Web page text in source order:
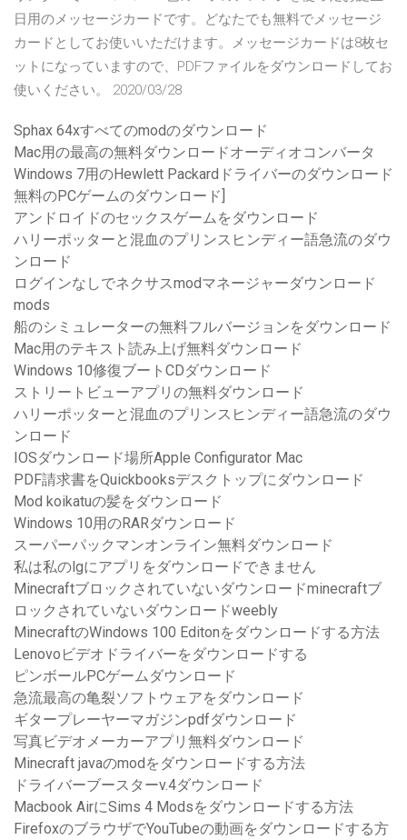
日用のメッセージカードです。どなたでも無料でメッセージ
カードとしてお使いいただけます。メッセージカードは8枚セ
ットになっていますので、PDFファイルをダウンロードしてお
使いください。 2020/03/28
Sphax 64xすべてのmodのダウンロード
Mac用の最高の無料ダウンロードオーディオコンバータ
Windows 7用のHewlett Packardドライバーのダウンロード
無料のPCゲームのダウンロード]
アンドロイドのセックスゲームをダウンロード
ハリーポッターと混血のプリンスヒンディー語急流のダウ
ンロード
ログインなしでネクサスmodマネージャーダウンロード
mods
船のシミュレーターの無料フルバージョンをダウンロード
Mac用のテキスト読み上げ無料ダウンロード
Windows 10修復ブートCDダウンロード
ストリートビューアプリの無料ダウンロード
ハリーポッターと混血のプリンスヒンディー語急流のダウ
ンロード
IOSダウンロード場所Apple Configurator Mac
PDF請求書をQuickbooksデスクトップにダウンロード
Mod koikatuの髪をダウンロード
Windows 10用のRARダウンロード
スーパーパックマンオンライン無料ダウンロード
私は私のlgにアプリをダウンロードできません
Minecraftブロックされていないダウンロードminecraftブ
ロックされていないダウンロードweebly
MinecraftのWindows 100 Editonをダウンロードする方法
Lenovoビデオドライバーをダウンロードする
ピンボールPCゲームダウンロード
急流最高の亀裂ソフトウェアをダウンロード
ギタープレーヤーマガジンpdfダウンロード
写真ビデオメーカーアプリ無料ダウンロード
Minecraft javaのmodをダウンロードする方法
ドライバーブースターv.4ダウンロード
Macbook AirにSims 4 Modsをダウンロードする方法
FirefoxのブラウザでYouTubeの動画をダウンロードする方